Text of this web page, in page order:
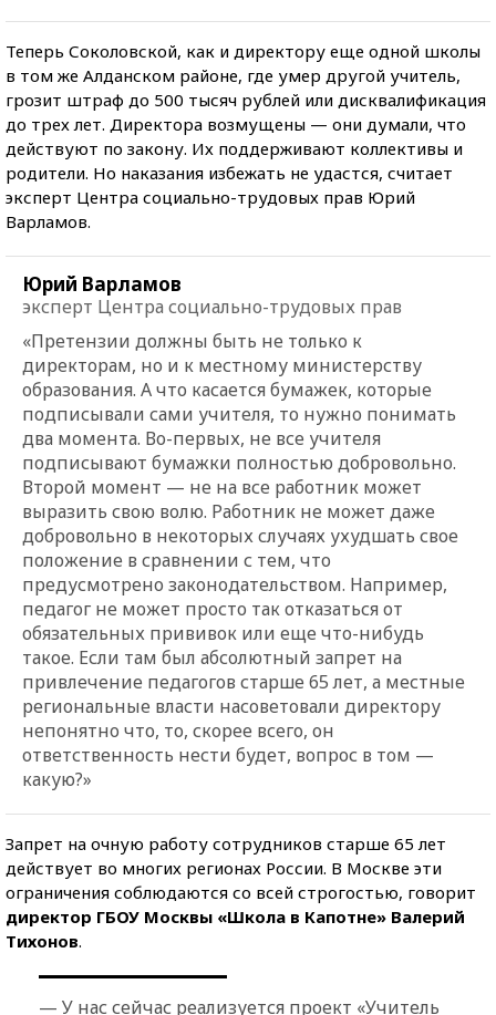
Теперь Соколовской, как и директору еще одной школы
в том же Алданском районе, где умер другой учитель,
грозит штраф до 500 тысяч рублей или дисквалификация
до трех лет. Директора возмущены — они думали, что
действуют по закону. Их поддерживают коллективы и
родители. Но наказания избежать не удастся, считает
эксперт Центра социально-трудовых прав Юрий
Варламов.
Юрий Варламов
эксперт Центра социально-трудовых прав
«Претензии должны быть не только к
директорам, но и к местному министерству
образования. А что касается бумажек, которые
подписывали сами учителя, то нужно понимать
два момента. Во-первых, не все учителя
подписывают бумажки полностью добровольно.
Второй момент — не на все работник может
выразить свою волю. Работник не может даже
добровольно в некоторых случаях ухудшать свое
положение в сравнении с тем, что
предусмотрено законодательством. Например,
педагог не может просто так отказаться от
обязательных прививок или еще что-нибудь
такое. Если там был абсолютный запрет на
привлечение педагогов старше 65 лет, а местные
региональные власти насоветовали директору
непонятно что, то, скорее всего, он
ответственность нести будет, вопрос в том —
какую?»
Запрет на очную работу сотрудников старше 65 лет
действует во многих регионах России. В Москве эти
ограничения соблюдаются со всей строгостью, говорит
директор ГБОУ Москвы «Школа в Капотне» Валерий
Тихонов.
— У нас сейчас реализуется проект «Учитель